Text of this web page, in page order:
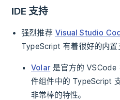
IDE 支持
强烈推荐 Visual Studio
TypeScript 有着很好的内置
Volar 是官方的 VSCode
件组件中的 TypeScript
非常棒的特性。